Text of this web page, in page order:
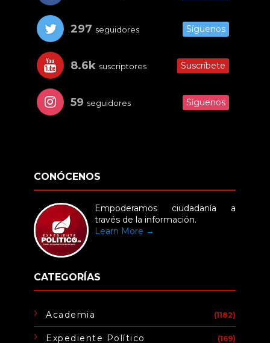
297 seguidores Síguenos
8.6k suscriptores Suscríbete
59 seguidores Síguenos
CONÓCENOS
Empoderamos ciudadanía a
través de la información.
Learn More →
CATEGORÍAS
Academia (1182)
Expediente Político (169)